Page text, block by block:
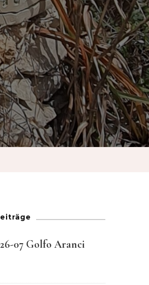
French
German
Greek
Italian
Maltese
Spanish
Swedish
07 Golfo Aranci